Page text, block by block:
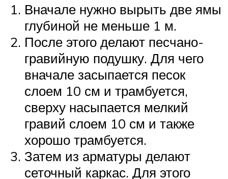
Вначале нужно вырыть две ямы
глубиной не меньше 1 м.
После этого делают песчано-
гравийную подушку. Для чего
вначале засыпается песок
слоем 10 см и трамбуется,
сверху насыпается мелкий
гравий слоем 10 см и также
хорошо трамбуется.
Затем из арматуры делают
сеточный каркас. Для этого